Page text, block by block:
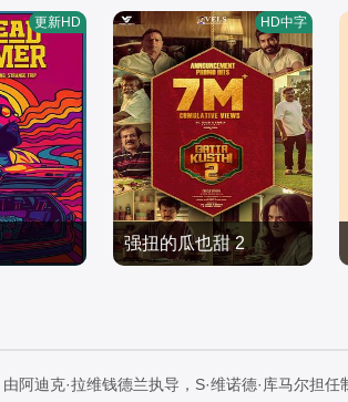
更新HD
强扭的瓜也甜 2
娅·莱克希米,Karunas,Sre
eja·Ravi
2026/印度
HD中字
迪克·拉维钱德兰执导，S·维诺德·库马尔担